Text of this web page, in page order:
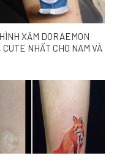
XĂM DORAEMON
CUTE NHẤT CHO NAM VÀ